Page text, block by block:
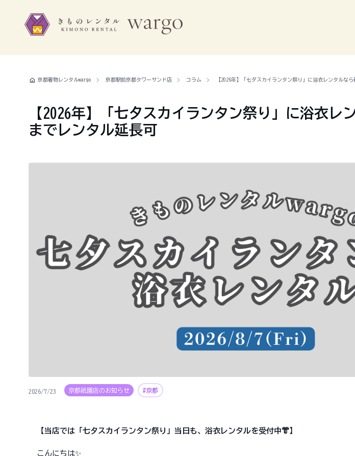
home 京都着物レンタルwargo 京都駅前京都タワーサンド店 コラム 【2026年】「七夕スカイランタン祭り」に浴衣レンタルな
【2026年】「七夕スカイランタン祭り」に浴衣
までレンタル延長可
2026/7/23 京都祇園店のお知らせ #京都
【当店では「七夕スカイランタン祭り」当日も、浴衣レンタルを受付中👘】
こんにちは✨